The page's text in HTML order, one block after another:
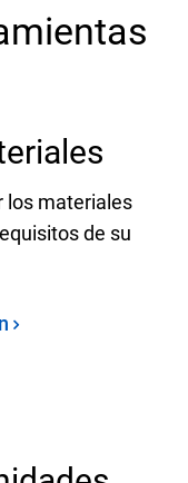
los materiales
de su